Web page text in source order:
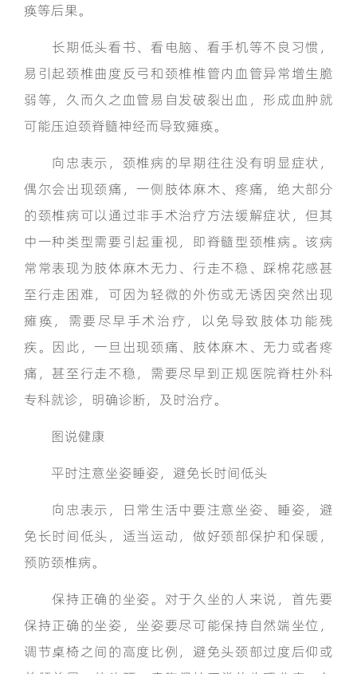
痪等后果。
长期低头看书、看电脑、看手机等不良习惯，
易引起颈椎曲度反弓和颈椎椎管内血管异常增生脆
弱等，久而久之血管易自发破裂出血，形成血肿就
可能压迫颈脊髓神经而导致瘫痪。
向忠表示，颈椎病的早期往往没有明显症状，
偶尔会出现颈痛，一侧肢体麻木、疼痛，绝大部分
的颈椎病可以通过非手术治疗方法缓解症状，但其
中一种类型需要引起重视，即脊髓型颈椎病。该病
常常表现为肢体麻木无力、行走不稳、踩棉花感甚
至行走困难，可因为轻微的外伤或无诱因突然出现
瘫痪，需要尽早手术治疗，以免导致肢体功能残
疾。因此，一旦出现颈痛、肢体麻木、无力或者疼
痛，甚至行走不稳，需要尽早到正规医院脊柱外科
专科就诊，明确诊断，及时治疗。
图说健康
平时注意坐姿睡姿，避免长时间低头
向忠表示，日常生活中要注意坐姿、睡姿，避
免长时间低头，适当运动，做好颈部保护和保暖，
预防颈椎病。
保持正确的坐姿。对于久坐的人来说，首先要
保持正确的坐姿，坐姿要尽可能保持自然端坐位，
调节桌椅之间的高度比例，避免头颈部过度后仰或